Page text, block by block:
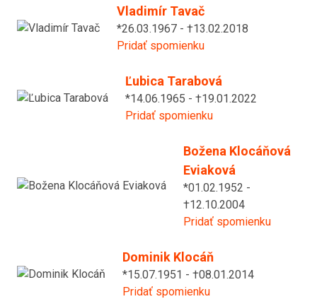
Vladimír Tavač
*26.03.1967 - †13.02.2018
Pridať spomienku
Ľubica Tarabová
*14.06.1965 - †19.01.2022
Pridať spomienku
Božena Klocáňová
Eviaková
*01.02.1952 -
†12.10.2004
Pridať spomienku
Dominik Klocáň
*15.07.1951 - †08.01.2014
Pridať spomienku